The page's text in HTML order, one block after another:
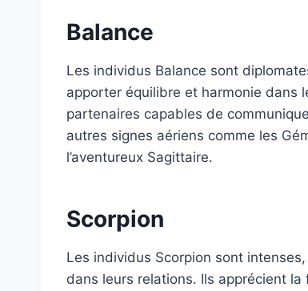
Balance
Les individus Balance sont
apporter équilibre et harmonie dans
partenaires capables de
autres signes aériens comme les
l’aventureux Sagittaire.
Scorpion
Les individus Scorpion sont
dans leurs relations. Ils apprécient